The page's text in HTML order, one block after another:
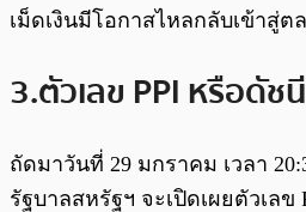
เม็ดเงินมีโอกาสไหลกลับเข้าสู่ต
3.ตัวเลข PPI หรือดั
ถัดมาวันที่ 29 มกราคม เวลา
รัฐบาลสหรัฐฯ จะเปิดเผยตัวเล